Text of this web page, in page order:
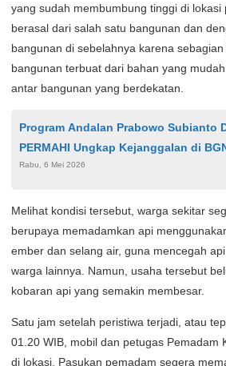
yang sudah membumbung tinggi di lokasi
berasal dari salah satu bangunan dan
bangunan di sebelahnya karena
bangunan terbuat dari bahan yang
antar bangunan yang berdekatan.
Program Andalan Prabowo Subianto
PERMAHI Ungkap Kejanggalan di
Rabu, 6 Mei 2026
Melihat kondisi tersebut, warga sekitar
berupaya memadamkan api
ember dan selang air, guna mencegah
warga lainnya. Namun, usaha tersebut
kobaran api yang semakin membesar.
Satu jam setelah peristiwa terjadi, atau
01.20 WIB, mobil dan petugas Pemadam
di lokasi. Pasukan pemadam segera